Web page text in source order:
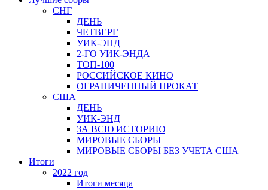
СНГ
ДЕНЬ
ЧЕТВЕРГ
УИК-ЭНД
2-ГО УИК-ЭНДА
ТОП-100
РОССИЙСКОЕ КИНО
ОГРАНИЧЕННЫЙ ПРОКАТ
США
ДЕНЬ
УИК-ЭНД
ЗА ВСЮ ИСТОРИЮ
МИРОВЫЕ СБОРЫ
МИРОВЫЕ СБОРЫ БЕЗ УЧЕТА США
Итоги
2022 год
Итоги месяца